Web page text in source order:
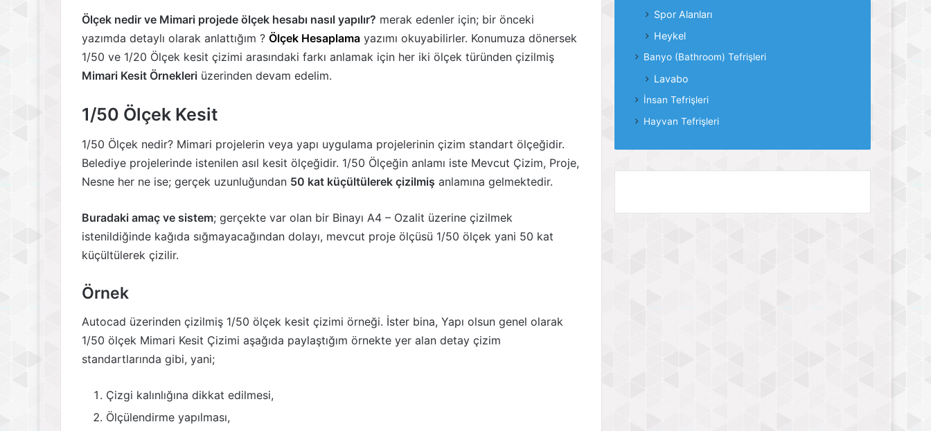
Ölçek nedir ve Mimari projede ölçek hesabı nasıl yapılır? merak edenler için; bir önceki
yazımda detaylı olarak anlattığım ? Ölçek Hesaplama yazımı okuyabilirler. Konumuza dönersek
1/50 ve 1/20 Ölçek kesit çizimi arasındaki farkı anlamak için her iki ölçek türünden çizilmiş
Mimari Kesit Örnekleri üzerinden devam edelim.
1/50 Ölçek Kesit
1/50 Ölçek nedir? Mimari projelerin veya yapı uygulama projelerinin çizim standart ölçeğidir.
Belediye projelerinde istenilen asıl kesit ölçeğidir. 1/50 Ölçeğin anlamı iste Mevcut Çizim, Proje,
Nesne her ne ise; gerçek uzunluğundan 50 kat küçültülerek çizilmiş anlamına gelmektedir.
Buradaki amaç ve sistem; gerçekte var olan bir Binayı A4 – Ozalit üzerine çizilmek
istenildiğinde kağıda sığmayacağından dolayı, mevcut proje ölçüsü 1/50 ölçek yani 50 kat
küçültülerek çizilir.
Örnek
Autocad üzerinden çizilmiş 1/50 ölçek kesit çizimi örneği. İster bina, Yapı olsun genel olarak
1/50 ölçek Mimari Kesit Çizimi aşağıda paylaştığım örnekte yer alan detay çizim
standartlarında gibi, yani;
Çizgi kalınlığına dikkat edilmesi,
Ölçülendirme yapılması,
Spor Alanları
Heykel
Banyo (Bathroom) Tefrişleri
Lavabo
İnsan Tefrişleri
Hayvan Tefrişleri